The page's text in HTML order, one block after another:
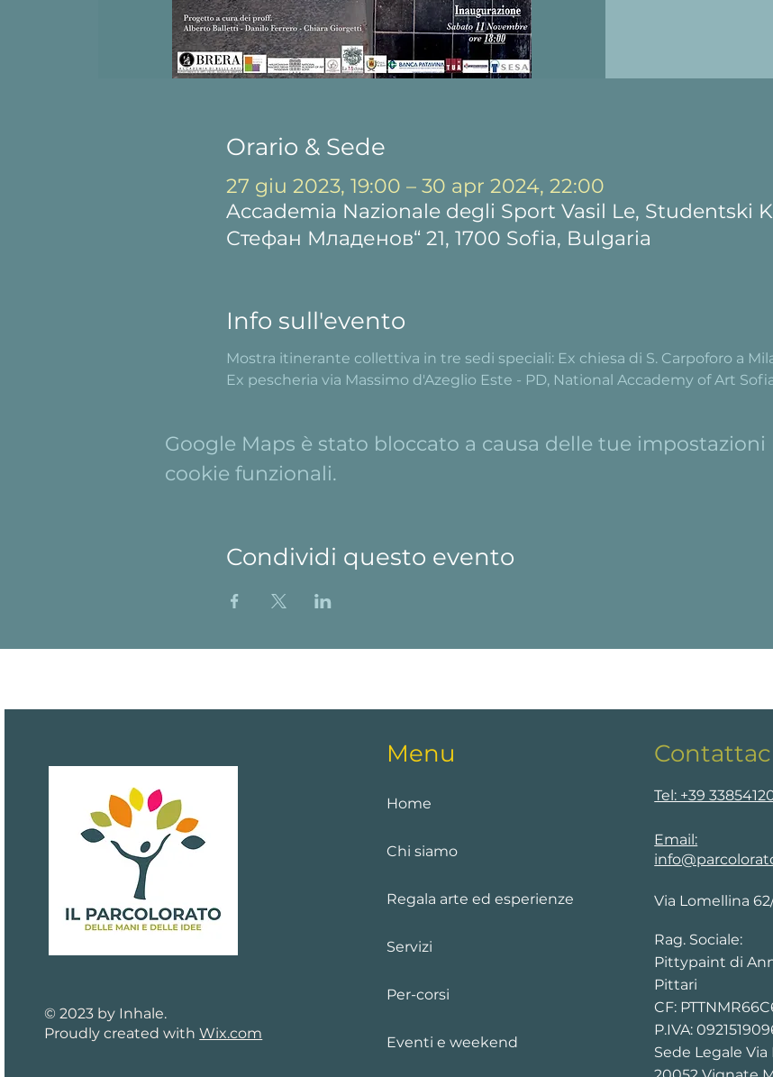
Orario & Sede
27 giu 2023, 19:00 – 30 apr 2024, 22:00
Accademia Nazionale degli Sport Vasil Le, Studentski
Стефан Младенов“ 21, 1700 Sofia, Bulgaria
Info sull'evento
Mostra itinerante collettiva in tre sedi speciali: Ex chiesa di S. Carpoforo a
Ex pescheria via Massimo d'Azeglio Este - PD, National Accademy of Art
Google Maps è stato bloccato a causa delle tue
cookie funzionali.
Condividi questo evento
© 2023 by Inhale.
Proudly created withWix.com
Menu
Home
Chi siamo
Regala arte ed esperienze
Servizi
Per-corsi
Eventi e weekend
Tel: +39
Email:
Via Lomellina
Rag. Sociale:
Pittypaint di
Pittari
CF:
P.IVA:
Sede Legale